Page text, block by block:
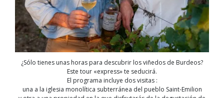
¿Sólo tienes unas horas para descubrir los viñedos de Burdeos?
Este tour «express» te seducirá.
El programa incluye dos visitas :
una a la iglesia monolítica subterránea del pueblo Saint-Emilion